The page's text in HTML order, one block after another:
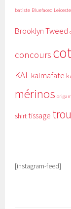
batiste Bluefaced
Brooklyn Tweed
concours
KALkalmafate
mérinos
shirt tissage
[instagram-feed]